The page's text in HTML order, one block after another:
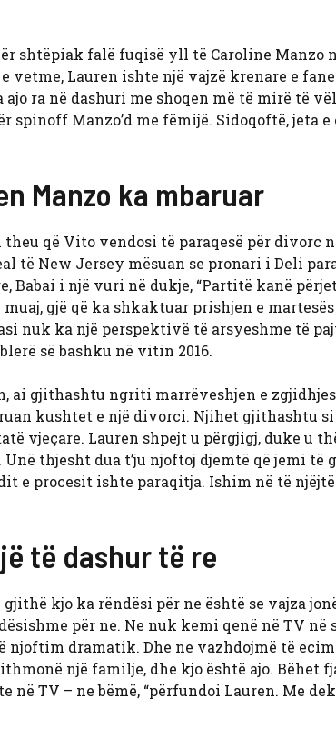
shtëpiak falë fuqisë yll të Caroline Manzo
vetme, Lauren ishte një vajzë krenare e
ra në dashuri me shoqen më të mirë të
spinoff Manzo’d me fëmijë. Sidoqoftë, jeta
Manzo ka mbaruar
që Vito vendosi të paraqesë për divorc
të New Jersey mësuan se pronari i Deli
Babai i një vuri në dukje, “Partitë kanë
gjë që ka shkaktuar prishjen e
nuk ka një perspektivë të arsyeshme të
së bashku në vitin 2016.
ai gjithashtu ngriti marrëveshjen e
kushtet e një divorci. Njihet gjithashtu
vjeçare. Lauren shpejt u përgjigj, duke u
thjesht dua t’ju njoftoj djemtë që jemi të
e procesit ishte paraqitja. Ishim në të
të dashur të re
kjo ka rëndësi për ne është se vajza
për ne. Ne nuk kemi qenë në TV në
njoftim dramatik. Dhe ne vazhdojmë të
një familje, dhe kjo është ajo. Bëhet
në TV – ne bëmë, “përfundoi Lauren. Me